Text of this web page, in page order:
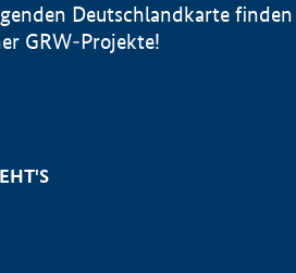
Deutschlandkarte
GRW-Projekte!